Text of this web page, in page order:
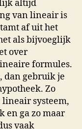
altijd
van lineair is
af uit het
als bijvoeglijk
over
formules.
dan gebruik je
Zo
lineair systeem,
en ga zo maar
vaak